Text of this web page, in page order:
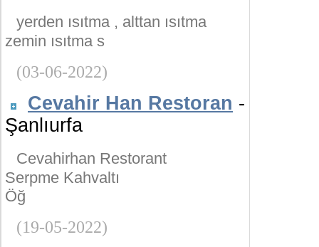
yerden ısıtma , alttan ısıtma
zemin ısıtma s
(03-06-2022)
Cevahir Han Restoran -
Şanlıurfa
Cevahirhan Restorant
Serpme Kahvaltı
Öğ
(19-05-2022)